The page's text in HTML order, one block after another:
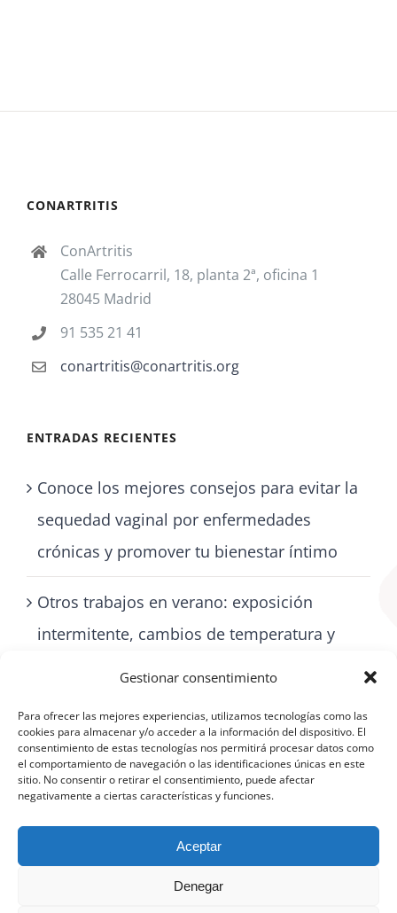
Gestionar consentimiento
Para ofrecer las mejores experiencias, utilizamos tecnologías como las
cookies para almacenar y/o acceder a la información del dispositivo. El
consentimiento de estas tecnologías nos permitirá procesar datos como
el comportamiento de navegación o las identificaciones únicas en este
sitio. No consentir o retirar el consentimiento, puede afectar
negativamente a ciertas características y funciones.
Aceptar
Denegar
CONARTRITIS
ConArtritis
Calle Ferrocarril, 18, planta 2ª, oficina 1
28045 Madrid
91 535 21 41
conartritis@conartritis.org
ENTRADAS RECIENTES
Conoce los mejores consejos para evitar la
sequedad vaginal por enfermedades
crónicas y promover tu bienestar íntimo
Otros trabajos en verano: exposición
intermitente, cambios de temperatura y
Política de protección de datos